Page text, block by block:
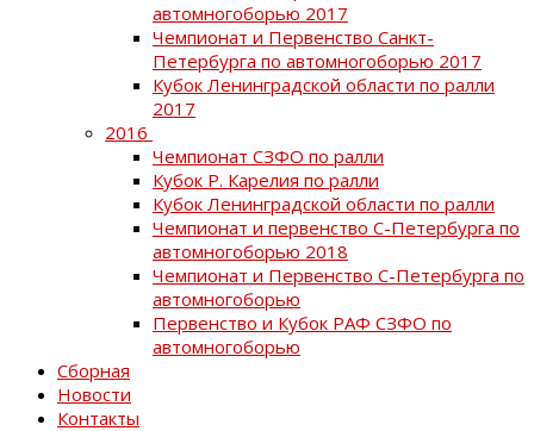
автомногоборью 2017
Чемпионат и Первенство Санкт-
Петербурга по автомногоборью 2017
Кубок Ленинградской области по ралли
2017
2016
Чемпионат СЗФО по ралли
Кубок Р. Карелия по ралли
Кубок Ленинградской области по ралли
Чемпионат и первенство С-Петербурга по
автомногоборью 2018
Чемпионат и Первенство С-Петербурга по
автомногоборью
Первенство и Кубок РАФ СЗФО по
автомногоборью
Сборная
Новости
Контакты